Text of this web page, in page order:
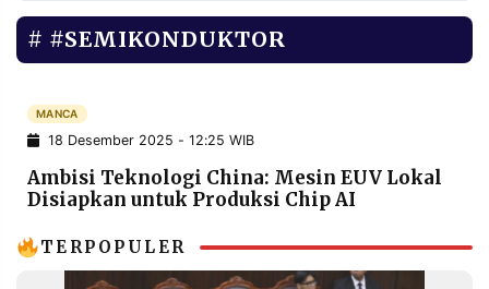
RUBRIKASI
FINANSIA
MANCA SPORT
INFORMASI
#SEMIKONDUKTOR
MANCA
18 Desember 2025 - 12:25 WIB
Ambisi Teknologi China: Mesin EUV Lokal
Disiapkan untuk Produksi Chip AI
TERPOPULER